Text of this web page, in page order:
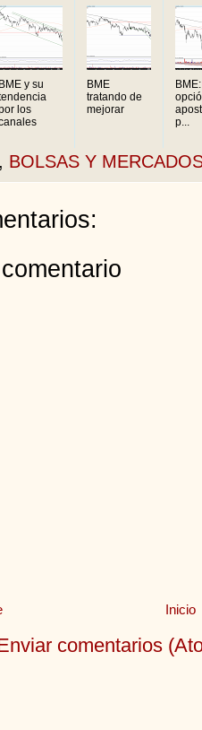
BME y su
los
BME
tratando de
mejorar
p...
, BOLSAS Y
Inicio
comentarios